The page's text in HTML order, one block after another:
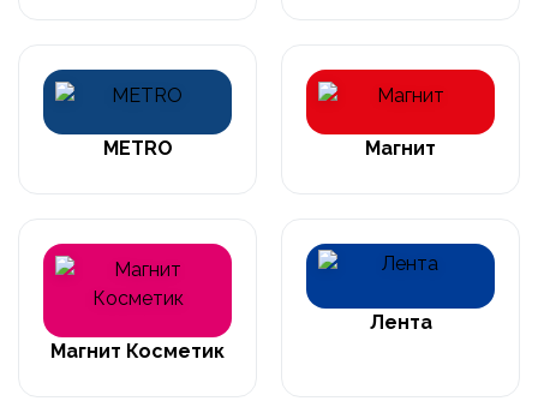
METRO Магнит
Магнит Косметик
Лента